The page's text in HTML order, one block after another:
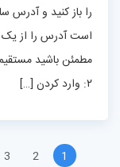
را باز کنید و آدرس
است آدرس را از یک
مطمئن باشید
2
…